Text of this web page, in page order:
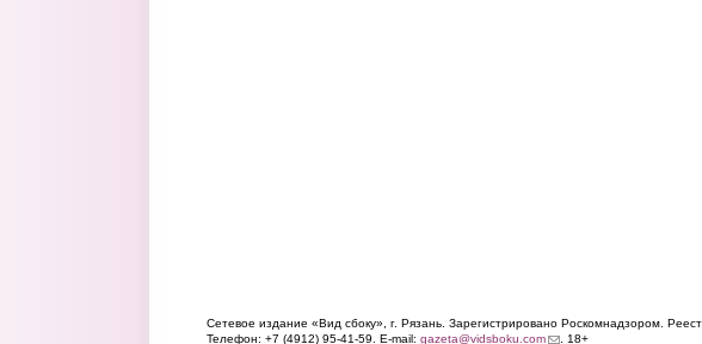
Сетевое издание «Вид сбоку», г. Рязань. Зарегистрировано Роскомнадзором.
Телефон: +7 (4912) 95-41-59. E-mail: gazeta@vidsboku.com(link sends e-mail)
. 18+